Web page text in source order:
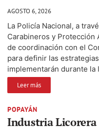
AGOSTO 6, 2026
La Policía Nacional, a
Carabineros y Protección
de coordinación con el
para definir las
implementarán durante la
Leer más
POPAYÁN
Industria Licorera